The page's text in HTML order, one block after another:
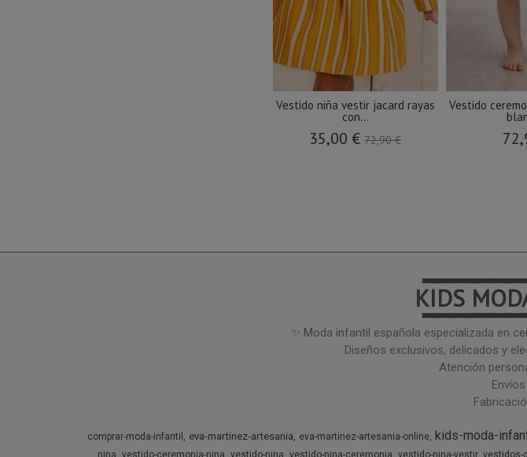
Vestido niña vestir jacard rayas
con...
35,00 €72,90 €
Vestido
KIDS
✨ Moda infantil española especializada en
Diseños exclusivos, delicados y
Atención
comprar-moda-infantil eva-martinez-artesania eva-martinez-artesania-online kids-moda-
nina vestido-ceremonia-nina vestido-nina vestido-nina-ceremonia vestido-nina-vestir vestidos-